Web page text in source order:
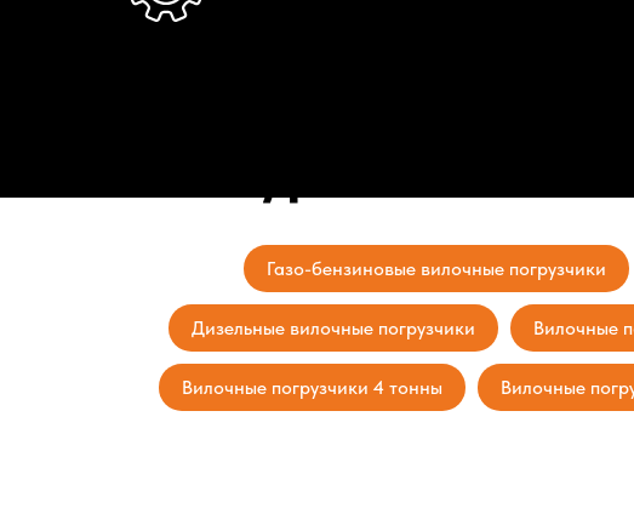
Газо-бензиновые вилочные погрузчики
Дизельные вилочные погрузчики Вилочные
Вилочные погрузчики 4 тонны Вилочные